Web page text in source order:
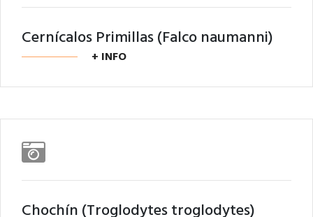
Cernícalos Primillas (Falco naumanni)
+ INFO
Chochín (Troglodytes troglodytes)